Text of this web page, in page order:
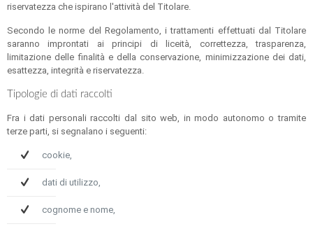
riservatezza che ispirano l'attività del Titolare.
Secondo le norme del Regolamento, i trattamenti effettuati dal Titolare
saranno improntati ai principi di liceità, correttezza, trasparenza,
limitazione delle finalità e della conservazione, minimizzazione dei dati,
esattezza, integrità e riservatezza.
Tipologie di dati raccolti
Fra i dati personali raccolti dal sito web, in modo autonomo o tramite
terze parti, si segnalano i seguenti:
cookie,
dati di utilizzo,
cognome e nome,